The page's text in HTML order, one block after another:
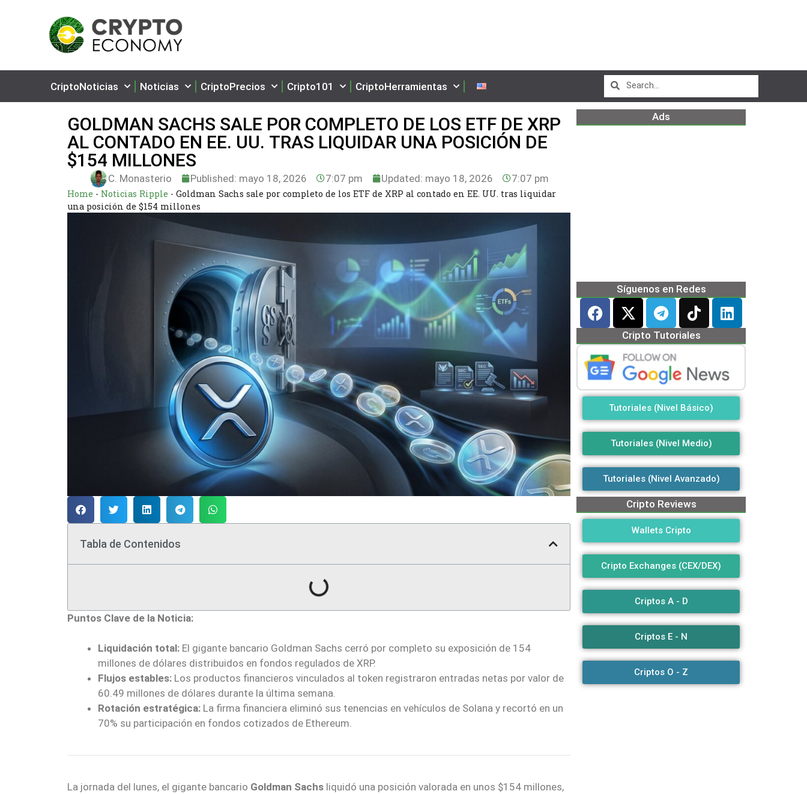
CriptoNoticias Noticias CriptoPrecios Cripto101 CriptoHerramientas
GOLDMAN SACHS SALE POR COMPLETO DE LOS ETF DE XRP
AL CONTADO EN EE. UU. TRAS LIQUIDAR UNA POSICIÓN DE
$154 MILLONES
C. Monasterio Published: mayo 18, 2026 7:07 pm Updated: mayo 18, 2026 7:07 pm
Home - Noticias Ripple - Goldman Sachs sale por completo de los ETF de XRP al contado en EE. UU. tras liquidar
una posición de $154 millones
Tabla de Contenidos
Puntos Clave de la Noticia:
Liquidación total: El gigante bancario Goldman Sachs cerró por completo su exposición de 154
millones de dólares distribuidos en fondos regulados de XRP.
Flujos estables: Los productos financieros vinculados al token registraron entradas netas por valor de
60.49 millones de dólares durante la última semana.
Rotación estratégica: La firma financiera eliminó sus tenencias en vehículos de Solana y recortó en un
70% su participación en fondos cotizados de Ethereum.
La jornada del lunes, el gigante bancario Goldman Sachs liquidó una posición valorada en unos $154 millones,
Ads
Síguenos en Redes
Cripto Tutoriales
Tutoriales (Nivel Básico)
Tutoriales (Nivel Medio)
Tutoriales (Nivel Avanzado)
Cripto Reviews
Wallets Cripto
Cripto Exchanges (CEX/DEX)
Criptos A - D
Criptos E - N
Criptos O - Z